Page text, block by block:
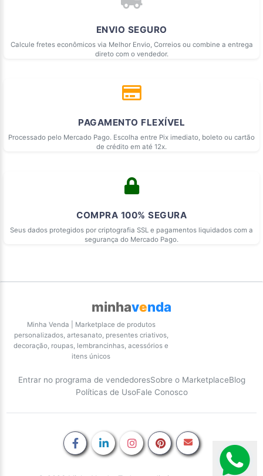
ENVIO SEGURO
Calcule fretes econômicos via Melhor Envio, Correios ou combine a entrega
direto com o vendedor.
PAGAMENTO FLEXÍVEL
Processado pelo Mercado Pago. Escolha entre Pix imediato, boleto ou cartão
de crédito em até 12x.
COMPRA 100% SEGURA
Seus dados protegidos por criptografia SSL e pagamentos liquidados com a
segurança do Mercado Pago.
minhavenda
Minha Venda | Marketplace de produtos
personalizados, artesanato, presentes criativos,
decoração, roupas, lembrancinhas, acessórios e
itens únicos
Entrar no programa de vendedoresSobre o MarketplaceBlog
Políticas de UsoFale Conosco